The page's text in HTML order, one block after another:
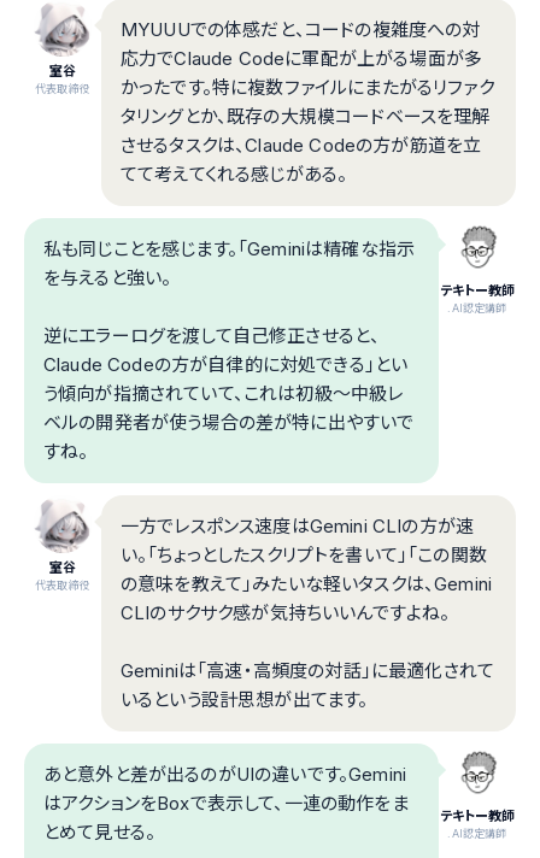
室谷
代表取締役
MYUUUでの体感だと、コードの複雑度への対
応力でClaude Codeに軍配が上がる場面が多
かったです。特に複数ファイルにまたがるリファク
タリングとか、既存の大規模コードベースを理解
させるタスクは、Claude Codeの方が筋道を立
てて考えてくれる感じがある。
テキトー教師
.AI認定講師
私も同じことを感じます。「Geminiは精確な指示
を与えると強い。
逆にエラーログを渡して自己修正させると、
Claude Codeの方が自律的に対処できる」とい
う傾向が指摘されていて、これは初級〜中級レ
ベルの開発者が使う場合の差が特に出やすいで
すね。
室谷
代表取締役
一方でレスポンス速度はGemini CLIの方が速
い。「ちょっとしたスクリプトを書いて」「この関数
の意味を教えて」みたいな軽いタスクは、Gemini
CLIのサクサク感が気持ちいいんですよね。
Geminiは「高速・高頻度の対話」に最適化されて
いるという設計思想が出てます。
テキトー教師
.AI認定講師
あと意外と差が出るのがUIの違いです。Gemini
はアクションをBoxで表示して、一連の動作をま
とめて見せる。